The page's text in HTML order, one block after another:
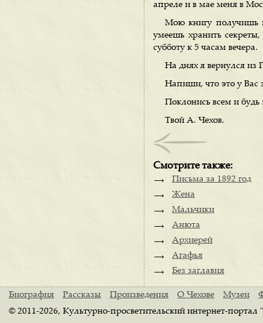
апреле и в мае меня в
Мою книгу получишь
умеешь хранить
субботу к 5 часам вечера.
На днях я вернулся из
Напиши, что это у Вас
Поклонись всем и будь
Твой А. Чехов.
Смотрите также:
Письма за 1892 год
Жена
Мальчики
Анюта
Архиерей
Агафья
Без заглавия
Биография Рассказы Произведения О Чехове Музеи
© 2011-2026, Культурно-просветительский интернет-